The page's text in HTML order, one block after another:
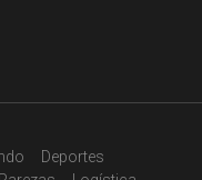
Deportes